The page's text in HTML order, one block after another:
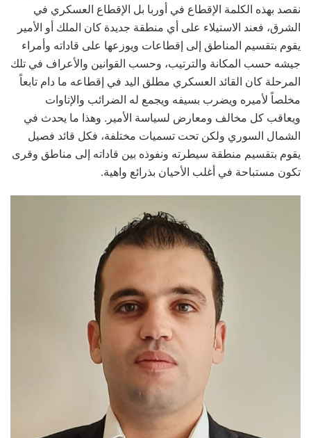
نقصد بهذه الكلمة الإقطاع في أوربا بل الإقطاع العسكري في
الشرق، فعند الاستيلاء على أي منطقة جديدة كان الملك أو الأمير
يقوم بتقسيم المناطق إلى إقطاعات ويوزعها على قاداته وأمراء
جيشه حسب المكانة والترتيب، وحسب القوانين والأعراف في تلك
المرحلة كان القائد العسكري مطلق اليد في إقطاعه ما دام تابعاً
مخلصاً لأميره ويضرب بسيفه ويجمع له الضرائب والإتاوات
ويعاقب كل مخالف ومعارض لسياسة الأمير. وهذا ما يحدث في
الشمال السوري ولكن تحت تسميات مختلفة، فكل قائد فصيل
يقوم بتقسيم منطقة سيطرته ونفوذه بين قاداته إلى مناطق وقرى
تكون مستباحة في أغلب الأحيان بذرائع واهية.